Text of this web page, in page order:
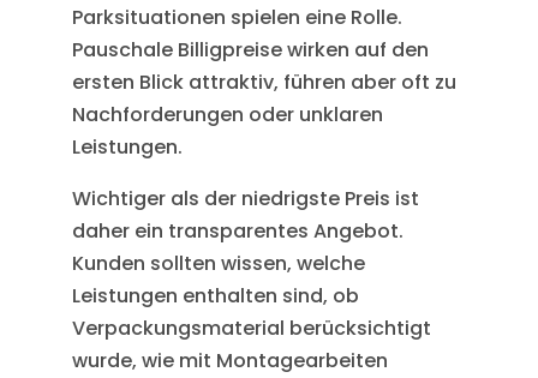
Parksituationen spielen eine Rolle.
Pauschale Billigpreise wirken auf den
ersten Blick attraktiv, führen aber oft zu
Nachforderungen oder unklaren
Leistungen.
Wichtiger als der niedrigste Preis ist
daher ein transparentes Angebot.
Kunden sollten wissen, welche
Leistungen enthalten sind, ob
Verpackungsmaterial berücksichtigt
wurde, wie mit Montagearbeiten